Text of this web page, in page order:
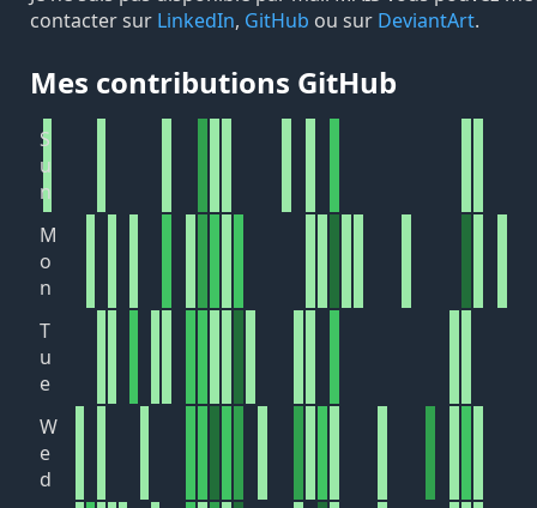
contacter sur LinkedIn, GitHub ou sur DeviantArt.
Mes contributions GitHub
S
u
n
M
o
n
T
u
e
W
e
d